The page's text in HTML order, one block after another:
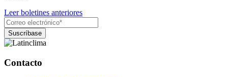
Leer boletines anteriores
Contacto